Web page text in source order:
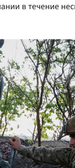
в течение